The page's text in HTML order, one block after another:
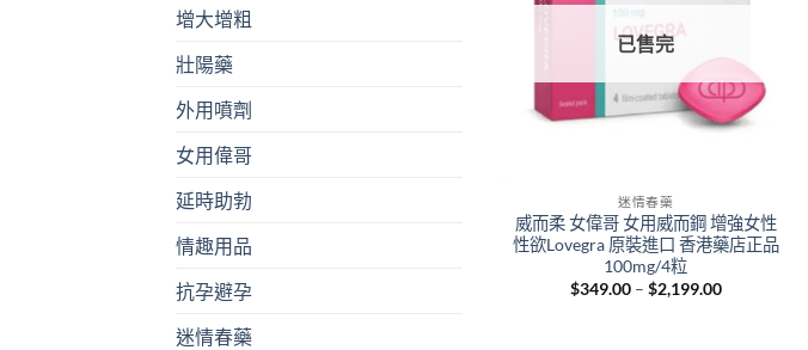
增大增粗
壯陽藥
外用噴劑
女用偉哥
延時助勃
情趣用品
抗孕避孕
迷情春藥
已售完
迷情春藥
威而柔 女偉哥 女用威而鋼 增強女性
性欲Lovegra 原裝進口 香港藥店正品
100mg/4粒
$349.00 – $2,199.00Price